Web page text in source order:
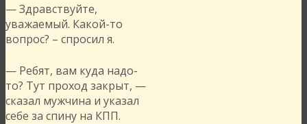
— Здравствуйте,
уважаемый. Какой-то
вопрос? – спросил я.
— Ребят, вам куда надо-
то? Тут проход закрыт, —
сказал мужчина и указал
себе за спину на КПП.